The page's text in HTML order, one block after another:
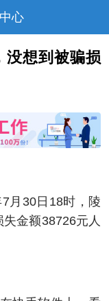
心
没想到被骗损
30日18时，陵
金额38726元人